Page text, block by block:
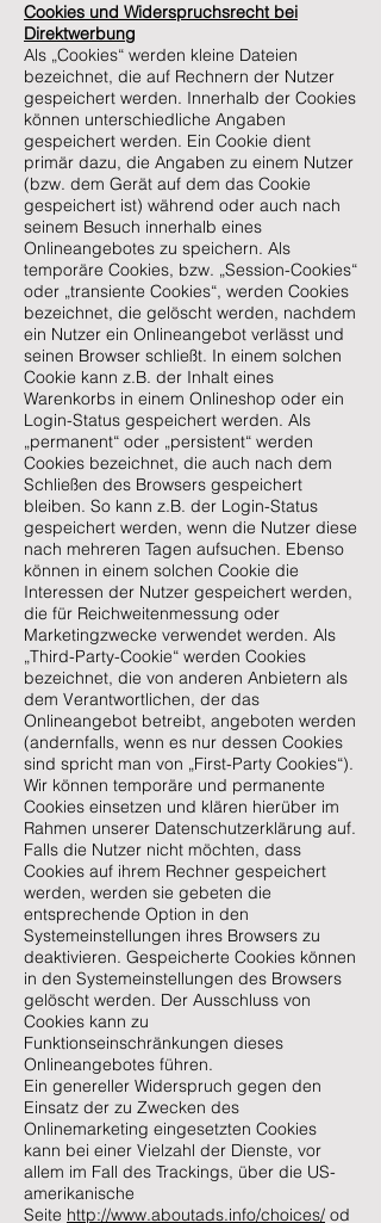
Cookies und Widerspruchsrecht bei
Direktwerbung
Als „Cookies“ werden kleine Dateien
bezeichnet, die auf Rechnern der Nutzer
gespeichert werden. Innerhalb der Cookies
können unterschiedliche Angaben
gespeichert werden. Ein Cookie dient
primär dazu, die Angaben zu einem Nutzer
(bzw. dem Gerät auf dem das Cookie
gespeichert ist) während oder auch nach
seinem Besuch innerhalb eines
Onlineangebotes zu speichern. Als
temporäre Cookies, bzw. „Session-Cookies“
oder „transiente Cookies“, werden Cookies
bezeichnet, die gelöscht werden, nachdem
ein Nutzer ein Onlineangebot verlässt und
seinen Browser schließt. In einem solchen
Cookie kann z.B. der Inhalt eines
Warenkorbs in einem Onlineshop oder ein
Login-Status gespeichert werden. Als
„permanent“ oder „persistent“ werden
Cookies bezeichnet, die auch nach dem
Schließen des Browsers gespeichert
bleiben. So kann z.B. der Login-Status
gespeichert werden, wenn die Nutzer diese
nach mehreren Tagen aufsuchen. Ebenso
können in einem solchen Cookie die
Interessen der Nutzer gespeichert werden,
die für Reichweitenmessung oder
Marketingzwecke verwendet werden. Als
„Third-Party-Cookie“ werden Cookies
bezeichnet, die von anderen Anbietern als
dem Verantwortlichen, der das
Onlineangebot betreibt, angeboten werden
(andernfalls, wenn es nur dessen Cookies
sind spricht man von „First-Party Cookies“).
Wir können temporäre und permanente
Cookies einsetzen und klären hierüber im
Rahmen unserer Datenschutzerklärung auf.
Falls die Nutzer nicht möchten, dass
Cookies auf ihrem Rechner gespeichert
werden, werden sie gebeten die
entsprechende Option in den
Systemeinstellungen ihres Browsers zu
deaktivieren. Gespeicherte Cookies können
in den Systemeinstellungen des Browsers
gelöscht werden. Der Ausschluss von
Cookies kann zu
Funktionseinschränkungen dieses
Onlineangebotes führen.
Ein genereller Widerspruch gegen den
Einsatz der zu Zwecken des
Onlinemarketing eingesetzten Cookies
kann bei einer Vielzahl der Dienste, vor
allem im Fall des Trackings, über die US-
amerikanische
Seite http://www.aboutads.info/choices/ od